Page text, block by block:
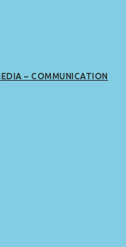
– COMMUNICATION